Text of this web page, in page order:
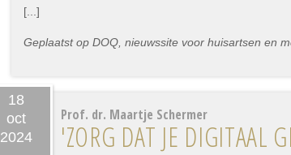
[...]
Geplaatst op DOQ, nieuwssite voor huisartsen en
18
oct
2024
Prof. dr. Maartje Schermer
'ZORG DAT JE DIGITAAL